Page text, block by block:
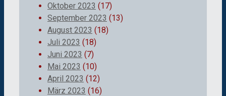
Oktober 2023 (17)
September 2023 (13)
August 2023 (18)
Juli 2023 (18)
Juni 2023 (7)
Mai 2023 (10)
April 2023 (12)
März 2023 (16)